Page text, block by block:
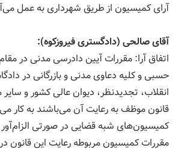
آرای كمیسیون از طریق شهرداری به عمل
آقای صالحی (دادگستری فیروزكوه):
اتفاق آرا: مقررات آیین دادرسی مدنی در
حسبی و كلیه دعاوی مدنی و بازرگانی در
انقلاب، تجدیدنظر، دیوان عالی كشور و
قانون موظف به رعایت آن می‌باشند به كار
كمیسیون‌های شبه قضایی در صورتی
مقررات كمیسیون مربوطه رعایت این قانون